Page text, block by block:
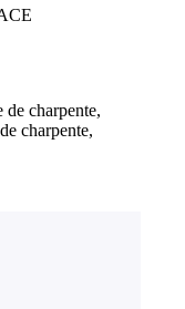
de charpente,
charpente,